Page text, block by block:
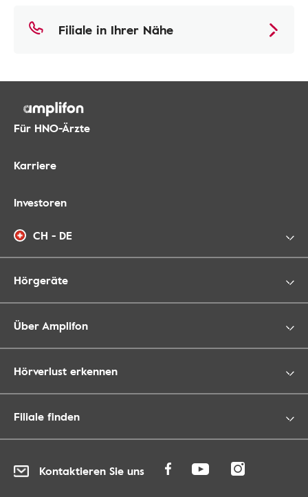
Filiale in Ihrer Nähe
Für HNO-Ärzte
Karriere
Investoren
CH - DE
Hörgeräte
Über Amplifon
Hörverlust erkennen
Filiale finden
Kontaktieren Sie uns